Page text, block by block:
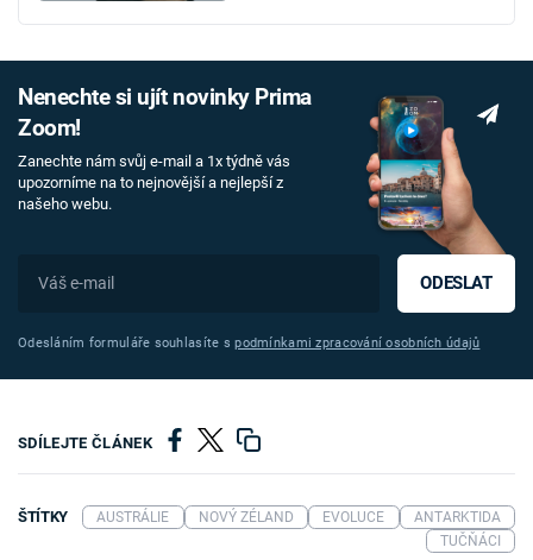
Nenechte si ujít novinky Prima
Zoom!
Zanechte nám svůj e-mail a 1x týdně vás
upozorníme na to nejnovější a nejlepší z
našeho webu.
ODESLAT
Odesláním formuláře souhlasíte spodmínkami zpracování osobních údajů
SDÍLEJTE ČLÁNEK
ŠTÍTKY AUSTRÁLIE NOVÝ ZÉLAND EVOLUCE
ANTARKTIDA
TUČŇÁCI